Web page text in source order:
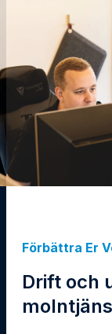
Förbättra Er
Drift och